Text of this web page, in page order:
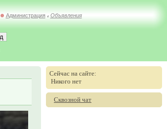
Администрация // Объявления
Сейчас на сайте:
Никого нет
Сквозной чат